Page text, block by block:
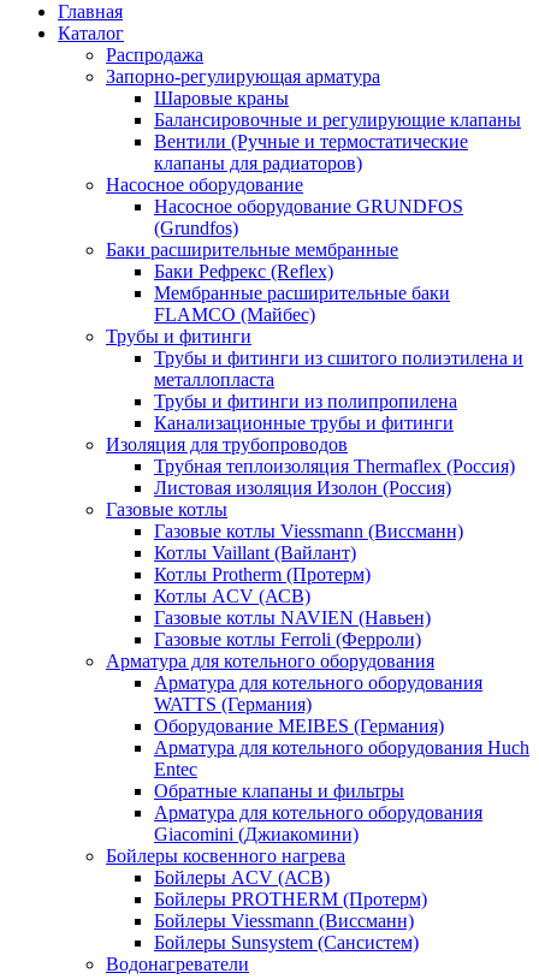
Главная
Каталог
Распродажа
Запорно-регулирующая арматура
Шаровые краны
Балансировочные и регулирующие клапаны
Вентили (Ручные и термостатические
клапаны для радиаторов)
Насосное оборудование
Насосное оборудование GRUNDFOS
(Grundfos)
Баки расширительные мембранные
Баки Рефрекс (Reflex)
Мембранные расширительные баки
FLAMCO (Майбес)
Трубы и фитинги
Трубы и фитинги из сшитого полиэтилена и
металлопласта
Трубы и фитинги из полипропилена
Канализационные трубы и фитинги
Изоляция для трубопроводов
Трубная теплоизоляция Thermaflex (Россия)
Листовая изоляция Изолон (Россия)
Газовые котлы
Газовые котлы Viessmann (Виссманн)
Котлы Vaillant (Вайлант)
Котлы Protherm (Протерм)
Котлы ACV (АСВ)
Газовые котлы NAVIEN (Навьен)
Газовые котлы Ferroli (Ферроли)
Арматура для котельного оборудования
Арматура для котельного оборудования
WATTS (Германия)
Оборудование MEIBES (Германия)
Арматура для котельного оборудования Huch
Entec
Обратные клапаны и фильтры
Арматура для котельного оборудования
Giacomini (Джиакомини)
Бойлеры косвенного нагрева
Бойлеры ACV (АСВ)
Бойлеры PROTHERM (Протерм)
Бойлеры Viessmann (Виссманн)
Бойлеры Sunsystem (Сансистем)
Водонагреватели